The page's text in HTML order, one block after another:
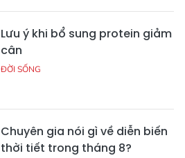
Lưu ý khi bổ sung protein giảm
cân
ĐỜI SỐNG
Chuyên gia nói gì về diễn biến
thời tiết trong tháng 8?